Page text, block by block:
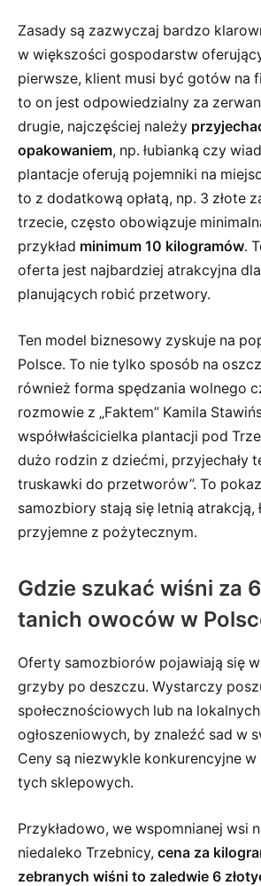
Zasady są zazwyczaj bardzo
w większości gospodarstw
pierwsze, klient musi być gotów na
to on jest odpowiedzialny za
drugie, najczęściej należy
opakowaniem, np. łubianką czy
plantacje oferują pojemniki na
to z dodatkową opłatą, np. 3 złote
trzecie, często obowiązuje
przykład minimum 10 kilogramów.
oferta jest najbardziej atrakcyjna
planujących robić przetwory.
Ten model biznesowy zyskuje na
Polsce. To nie tylko sposób na
również forma spędzania wolnego
rozmowie z „Faktem” Kamila
współwłaścicielka plantacji pod
dużo rodzin z dziećmi, przyjechały
truskawki do przetworów”. To
samozbiory stają się letnią atrakcją,
przyjemne z pożytecznym.
Gdzie szukać wiśni za 6
tanich owoców w
Oferty samozbiorów pojawiają się
grzyby po deszczu. Wystarczy
społecznościowych lub na
ogłoszeniowych, by znaleźć sad w
Ceny są niezwykle konkurencyjne
tych sklepowych.
Przykładowo, we wspomnianej wsi
niedaleko Trzebnicy, cena za
zebranych wiśni to zaledwie 6